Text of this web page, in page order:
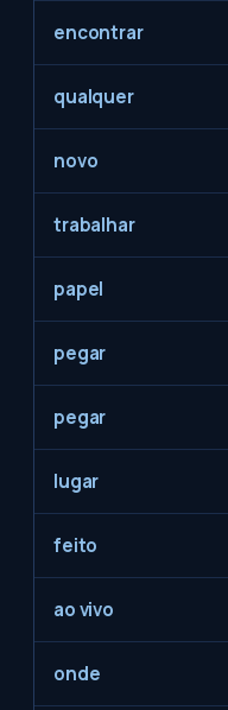
encontrar
qualquer
novo
trabalhar
papel
pegar
pegar
lugar
feito
ao vivo
onde